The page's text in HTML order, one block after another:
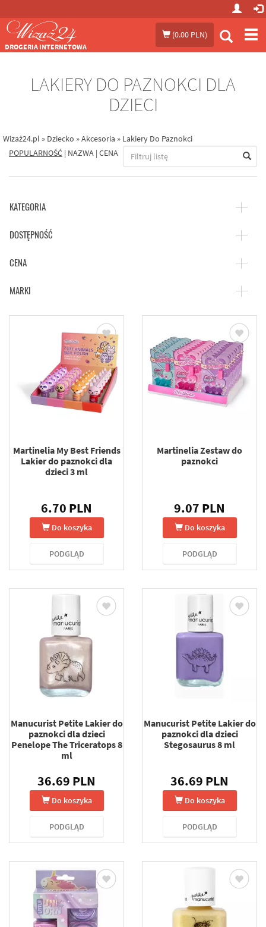
(0.00 PLN)
DROGERIA INTERNETOWA
LAKIERY DO PAZNOKCI DLA
DZIECI
Wizaż24.pl » Dziecko »Akcesoria » Lakiery Do Paznokci
POPULARNOŚĆ | NAZWA | CENA
KATEGORIA
DOSTĘPNOŚĆ
CENA
MARKI
Martinelia My Best Friends
Lakier do paznokci dla
dzieci 3 ml
6.70 PLN
Do koszyka
PODGLĄD
Martinelia Zestaw do
paznokci
9.07 PLN
Do koszyka
PODGLĄD
Manucurist Petite Lakier do
paznokci dla dzieci
Penelope The Triceratops 8
ml
36.69 PLN
Do koszyka
PODGLĄD
Manucurist Petite Lakier do
paznokci dla dzieci
Stegosaurus 8 ml
36.69 PLN
Do koszyka
PODGLĄD